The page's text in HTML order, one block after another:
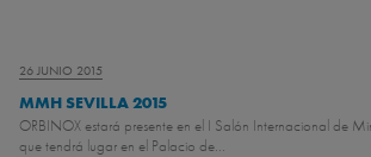
26 JUNIO 2015
MMH SEVILLA 2015
ORBINOX estará presente en el I Salón Internacional de
que tendrá lugar en el Palacio de...